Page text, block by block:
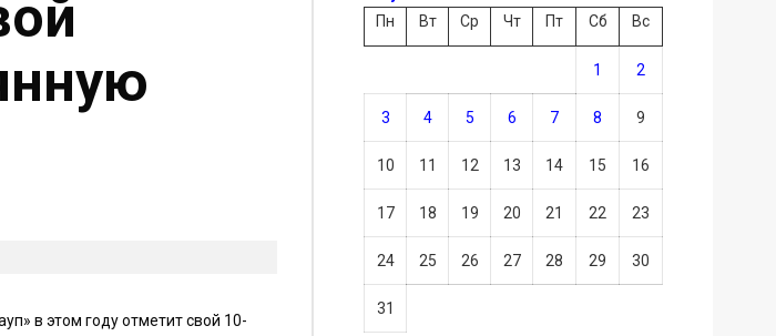
в этом году отметит свой 10-
Пн
Вт Ср Чт Пт Сб Вс
1 2
3 4 5 6 7 8 9
10 11 12 13 14 15 16
17 18 19 20 21 22 23
24 25 26 27 28 29 30
31